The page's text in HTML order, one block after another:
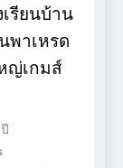
รียนบ้าน
พาเหรด
ญ่เกมส์